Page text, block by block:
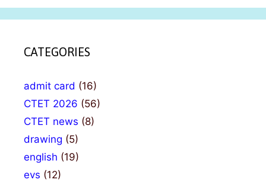
CATEGORIES
admit card (16)
CTET 2026 (56)
CTET news (8)
drawing (5)
english (19)
evs (12)